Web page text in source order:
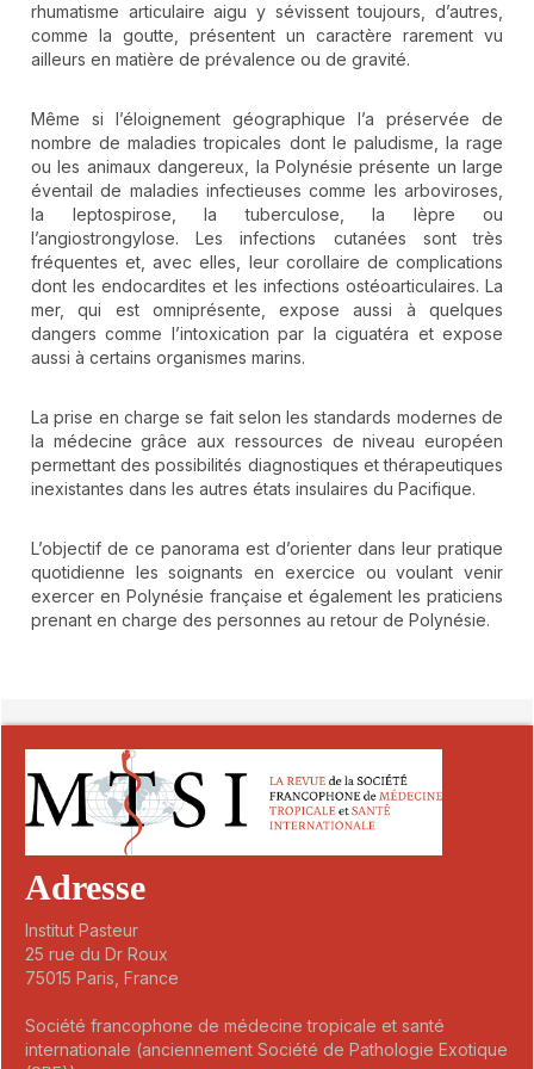
rhumatisme articulaire aigu y sévissent toujours, d’autres,
comme la goutte, présentent un caractère rarement vu
ailleurs en matière de prévalence ou de gravité.
Même si l’éloignement géographique l’a préservée de
nombre de maladies tropicales dont le paludisme, la rage
ou les animaux dangereux, la Polynésie présente un large
éventail de maladies infectieuses comme les arboviroses,
la leptospirose, la tuberculose, la lèpre ou
l’angiostrongylose. Les infections cutanées sont très
fréquentes et, avec elles, leur corollaire de complications
dont les endocardites et les infections ostéoarticulaires. La
mer, qui est omniprésente, expose aussi à quelques
dangers comme l’intoxication par la ciguatéra et expose
aussi à certains organismes marins.
La prise en charge se fait selon les standards modernes de
la médecine grâce aux ressources de niveau européen
permettant des possibilités diagnostiques et thérapeutiques
inexistantes dans les autres états insulaires du Pacifique.
L’objectif de ce panorama est d’orienter dans leur pratique
quotidienne les soignants en exercice ou voulant venir
exercer en Polynésie française et également les praticiens
prenant en charge des personnes au retour de Polynésie.
Adresse
Institut Pasteur
25 rue du Dr Roux
75015 Paris, France
Société francophone de médecine tropicale et santé
internationale (anciennement Société de Pathologie Exotique